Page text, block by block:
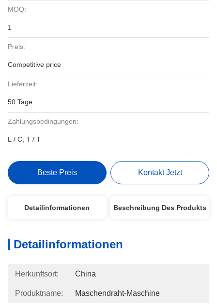
MOQ:
1
Preis:
Competitive price
Lieferzeit:
50 Tage
Zahlungsbedingungen:
L / C, T / T
Beste Preis Kontakt Jetzt
Detailinformationen Beschreibung Des Produkts
Detailinformationen
Herkunftsort: China
Produktname: Maschendraht-Maschine